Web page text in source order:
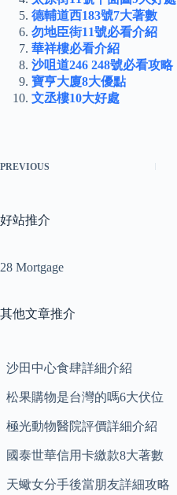
德輔道西183號7大著數
勿地臣街11號必看介紹
華祥樓必看介紹
沙咀道246 248號必看攻略
寶亨大廈8大優點
文丞樓10大好處
PREVIOUS
好站推介
28 Mortgage
其他文章推介
沙田中心食肆詳細介紹
松果購物是台灣的嗎6大伏位
極光動物醫院評價詳細介紹
國泰世華信用卡繳款8大著數
天蠍女分手後當朋友詳細攻略